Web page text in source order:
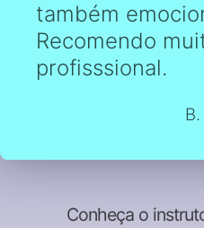
também
Recomendo
profisssional.
B.
Conheça o